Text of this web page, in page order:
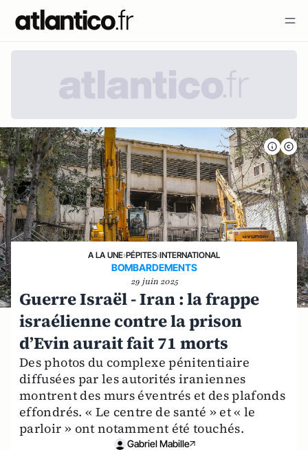
A LA UNE›PÉPITES›INTERNATIONAL
BOMBARDEMENTS
29 juin 2025
Guerre Israël - Iran : la frappe
israélienne contre la prison
d’Evin aurait fait 71 morts
Des photos du complexe pénitentiaire
diffusées par les autorités iraniennes
montrent des murs éventrés et des plafonds
effondrés. « Le centre de santé » et « le
parloir » ont notamment été touchés.
Gabriel Mabille